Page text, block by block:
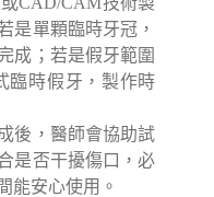
是單顆臨時牙冠，
成；若是假牙範圍
臨時假牙，製作時
後，醫師會協助試
是否干擾傷口，必
能安心使用。